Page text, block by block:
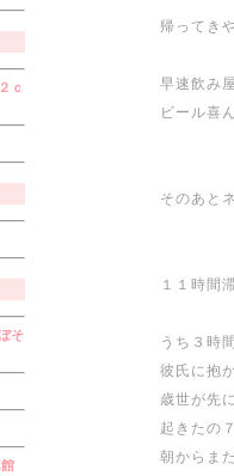
ｃ
そ
帰ってき
早速飲み
ビール喜
そのあと
１１時間
うち３時
彼氏に抱
歳世が先
起きたの
朝からま